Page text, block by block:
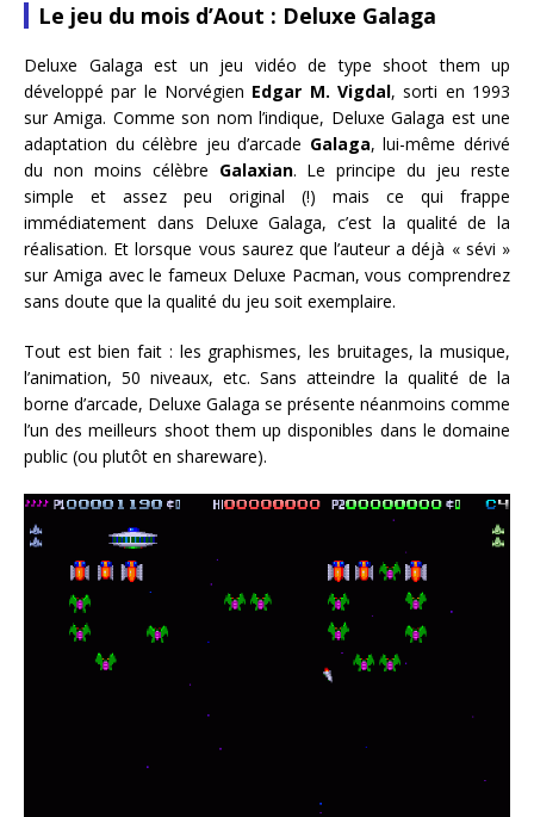
Le jeu du mois d’Aout : Deluxe Galaga
Deluxe Galaga est un jeu vidéo de type shoot them up
développé par le Norvégien Edgar M. Vigdal, sorti en 1993
sur Amiga. Comme son nom l’indique, Deluxe Galaga est une
adaptation du célèbre jeu d’arcade Galaga, lui-même dérivé
du non moins célèbre Galaxian. Le principe du jeu reste
simple et assez peu original (!) mais ce qui frappe
immédiatement dans Deluxe Galaga, c’est la qualité de la
réalisation. Et lorsque vous saurez que l’auteur a déjà « sévi »
sur Amiga avec le fameux Deluxe Pacman, vous comprendrez
sans doute que la qualité du jeu soit exemplaire.
Tout est bien fait : les graphismes, les bruitages, la musique,
l’animation, 50 niveaux, etc. Sans atteindre la qualité de la
borne d’arcade, Deluxe Galaga se présente néanmoins comme
l’un des meilleurs shoot them up disponibles dans le domaine
public (ou plutôt en shareware).